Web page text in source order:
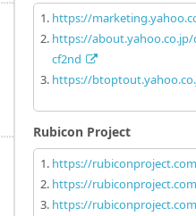
https://
https://
cf2nd
https://
Rubicon Project
https://
https://
https://